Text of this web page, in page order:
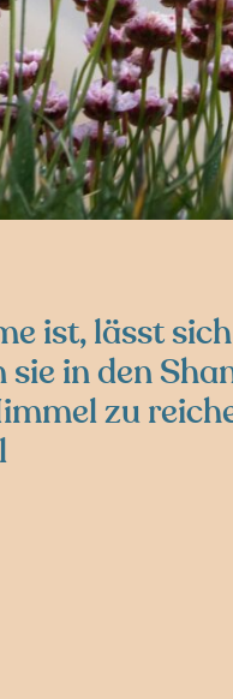
ist, lässt
in den
zu